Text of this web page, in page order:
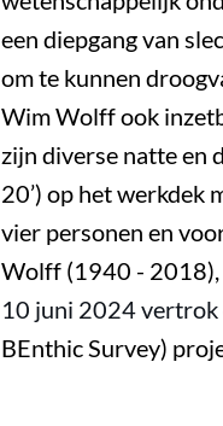
een diepgang van
om te kunnen
Wim Wolff ook
zijn diverse natte en
20’) op het werkdek
vier personen en
Wolff (1940 - 2018),
10 juni 2024
BEnthic Survey)